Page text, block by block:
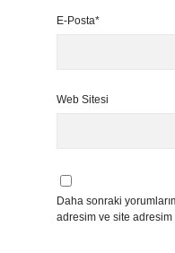
E-Posta*
Web Sitesi
Daha sonraki
adresim ve site adresim